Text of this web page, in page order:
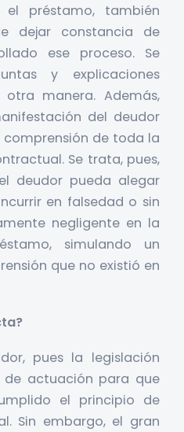
préstamo, también
dejar constancia de
ese proceso. Se
y explicaciones
manera. Además,
del deudor
de toda la
Se trata, pues,
deudor pueda alegar
en falsedad o sin
negligente en la
simulando un
que no existió en
pues la legislación
actuación para que
el principio de
Sin embargo, el gran